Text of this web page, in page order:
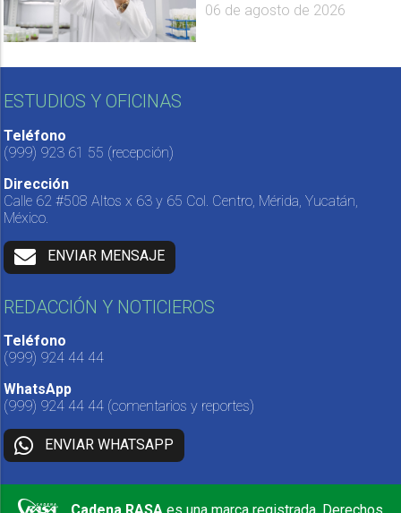
06 de agosto de 2026
ESTUDIOS Y OFICINAS
Teléfono
(999) 923 61 55 (recepción)
Dirección
Calle 62 #508 Altos x 63 y 65 Col. Centro, Mérida, Yucatán,
México.
ENVIAR MENSAJE
REDACCIÓN Y NOTICIEROS
Teléfono
(999) 924 44 44
WhatsApp
(999) 924 44 44 (comentarios y reportes)
ENVIAR WHATSAPP